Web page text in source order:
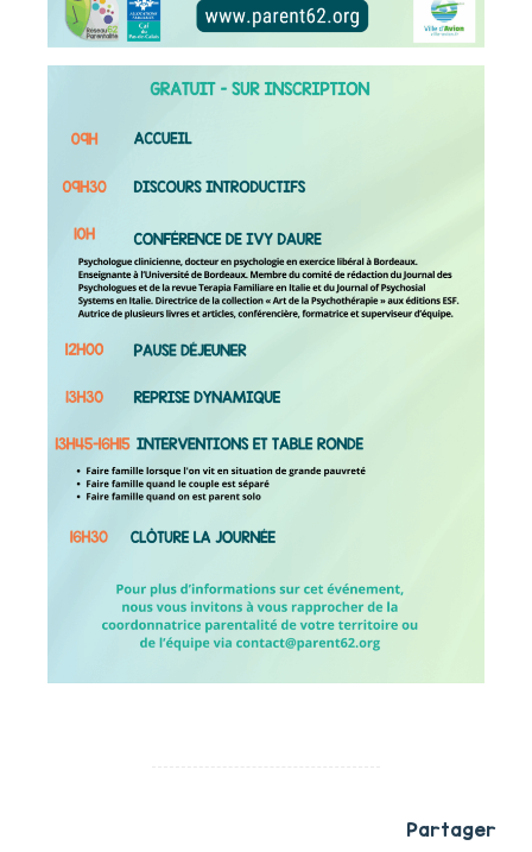
Partager